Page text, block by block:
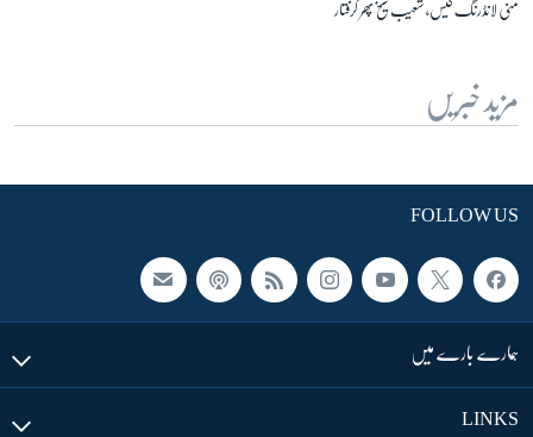
منی لانڈرنگ کیس، شعیب شیخ پھر گرفتار
مزید خبریں
FOLLOW US
ہمارے بارے میں
LINKS